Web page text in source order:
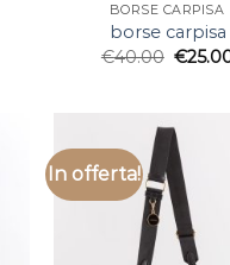
BORSE CARPISA
borse carpisa
€40.00 €
In offerta!